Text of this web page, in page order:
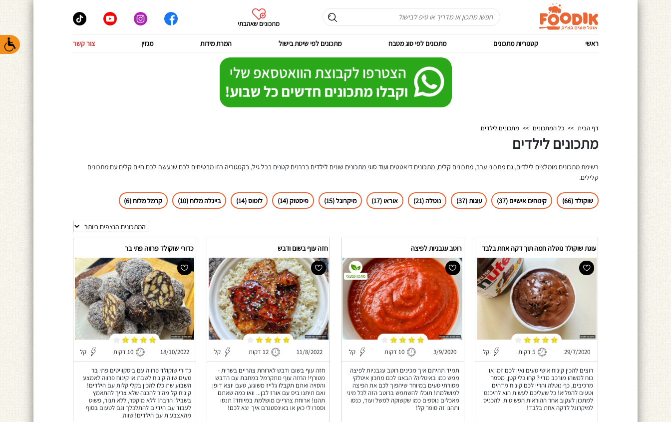
מתכונים שאהבתי
ראשי קטגוריות מתכונים מתכונים לפי סוג מטבח מתכונים לפי שיטת בישול המרת מידות מגזין צור קשר
דף הבית >> כל המתכונים >> מתכונים לילדים
מתכונים לילדים
רשימת מתכונים מומלצים לילדים, גם מתכוני ערב, מתכונים קלים, מתכונים דיאטטים ועוד סוגי מתכונים שונים לילדים בררנים קטנים בכל גיל, בקטגוריה הזו מבטיחים לכם שנעשה לכם חיים קלים עם מתכונים
קלילים.
שוקולד (66) קינוחים אישיים (37) עוגות (37) נוטלה (21) אוראו (17) מיקרוגל (15) פיסטוק (14) לוטוס (14) בייגלה מלוח (10) קרמל מלוח (6)
עוגת שוקולד נוטלה חמה תוך דקה אחת בלבד
29/7/2020 5 דקות קל
רוצים להכין קינוח אישי טעים ואין לכם זמן או
כוח למשהו מורכב מדיי? קחו כלי קטן, מספר
מרכיבים, כף נוטלה והריי לכם קינוח מדהים
וטעים להפליא! כל שעליכם לעשות הוא להיכנס
למתכון לעקוב אחר ההוראות הפשוטות ולהכניס
למיקרוגל לדקה אחת בלבד!
רוטב עגבניות לפיצה
3/9/2020 10 דקות קל
תמיד תהיתם איך מכינים רוטב עגבניות לפיצה
ממש כמו באיטליה? הבאנו לכם מתכון איטלקי
מסורתי טעים במיוחד שיהפוך לכם את הפיצה
למושלמת! תוכלו להשתמש ברוטב הזה לכל מיני
מאכלים נוספים כמו שקשוקה למשל ועוד, כנסו
ותהנו זה סופר קל!
מתכון טבעוני
חזה עוף בשום ודבש
11/8/2022 12 דקות קל
חזה עוף בשום ודבש לארוחת צהריים בשרית -
מטורף! החזה עוף מתקרמל במחבת עם הדבש
והסויה ואתם תקבלו גלייז משוגע, טעם יוצא דופן
ואם תיתנו ביס עם אורז לבן... וואו כמה שאתם
תהנו! ארוחת צהריים מושלמת במיוחד! תנסו
וספרו לי כאן או באינסטגרם איך יצא לכם!
כדורי שוקולד פרווה פתי בר
18/10/2022 10 דקות קל
כדורי שוקולד פרווה עם ביסקוויטים פתי בר
טעים שווה קינוח לשבת או קינוח פרווה לאמצע
השבוע שתוכלו להכין בקלי קלות עם הילדים!
קינוח קל מהיר להכנה שלא צריך להתאמץ
בשבילו הרבה! ללא מיקסר, ללא תנור, פשוט
לעבוד עם הידיים להתלכלך וגם לטעום בסוף
מהאצבעות עם הילדים! שווה.